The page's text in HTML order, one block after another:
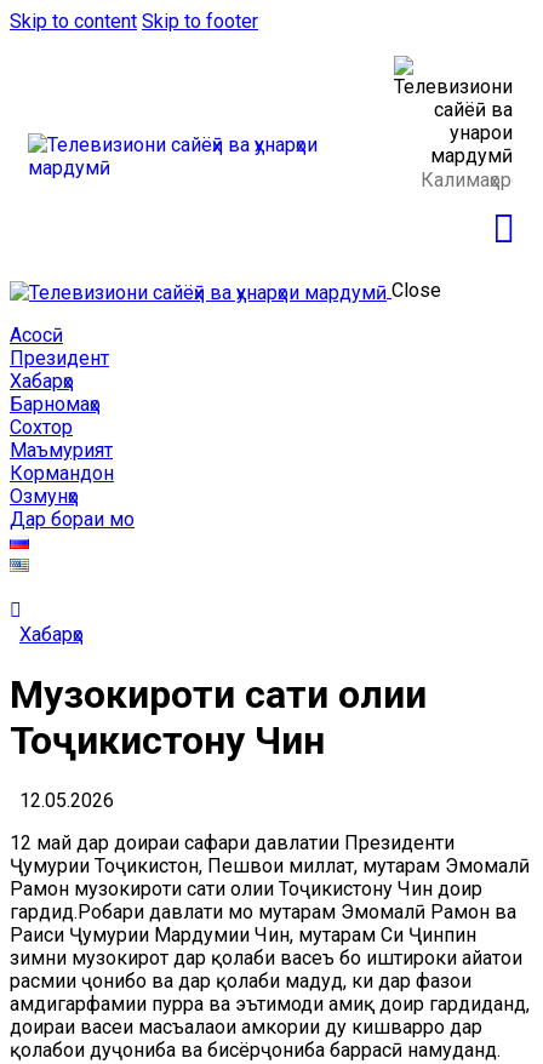
Skip to content Skip to footer
Close
Асосӣ
Президент
Хабарҳо
Барномаҳо
Сохтор
Маъмурият
Кормандон
Озмунҳо
Дар бораи мо
Хабарҳо
Музокироти сатҳи олии
Тоҷикистону Чин
12.05.2026
12 май дар доираи сафари давлатии Президенти
Ҷумҳурии Тоҷикистон, Пешвои миллат, муҳтарам Эмомалӣ
Раҳмон музокироти сатҳи олии Тоҷикистону Чин доир
гардид.Роҳбари давлати мо муҳтарам Эмомалӣ Раҳмон ва
Раиси Ҷумҳурии Мардумии Чин, муҳтарам Си Ҷинпин
зимни музокирот дар қолаби васеъ бо иштироки ҳайатҳои
расмии ҷонибҳо ва дар қолаби маҳдуд, ки дар фазои
ҳамдигарфаҳмии пурра ва эътимоди амиқ доир гардиданд,
доираи васеи масъалаҳои ҳамкории ду кишварро дар
қолабҳои дуҷониба ва бисёрҷониба баррасӣ намуданд.